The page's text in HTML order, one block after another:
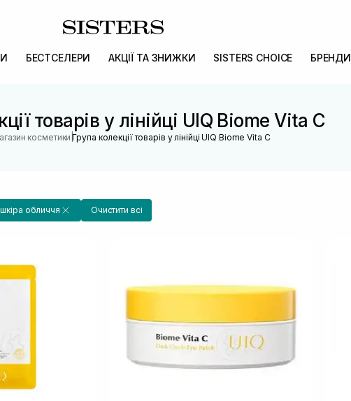
БЕСТСЕЛЕРИ АКЦІЇ ТА ЗНИЖКИ SISTERS CHOICE БРЕНДИ
товарів у лінійці UIQ Biome Vita C
косметики |Група колекції товарів у лінійці UIQ Biome Vita C
обличчя Очистити всі